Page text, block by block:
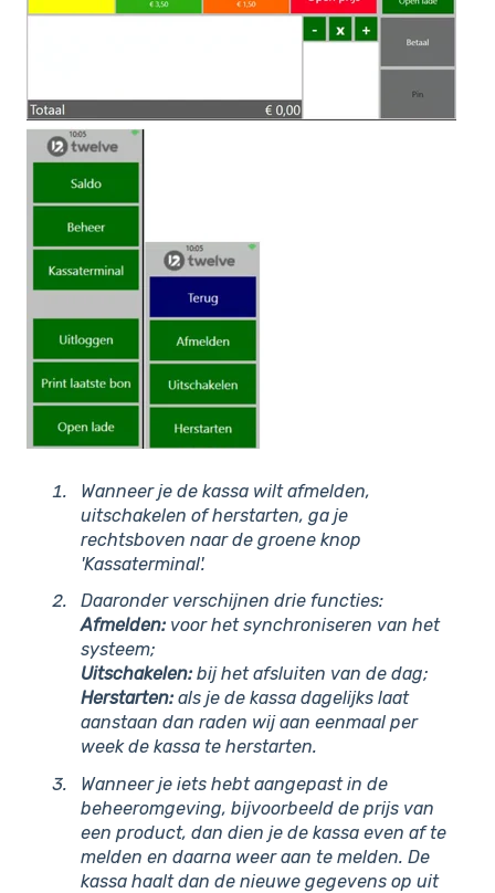
Wanneer je de kassa wilt afmelden,
uitschakelen of herstarten, ga je
rechtsboven naar de groene knop
'Kassaterminal'.
Daaronder verschijnen drie functies:
Afmelden: voor het synchroniseren van het
systeem;
Uitschakelen: bij het afsluiten van de dag;
Herstarten: als je de kassa dagelijks laat
aanstaan dan raden wij aan eenmaal per
week de kassa te herstarten.
Wanneer je iets hebt aangepast in de
beheeromgeving, bijvoorbeeld de prijs van
een product, dan dien je de kassa even af te
melden en daarna weer aan te melden. De
kassa haalt dan de nieuwe gegevens op uit